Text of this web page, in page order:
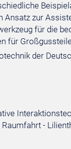
Ansatz zur
für die
für
der
-